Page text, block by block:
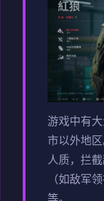
游戏中有
市以外地
人质，拦
（如敌军